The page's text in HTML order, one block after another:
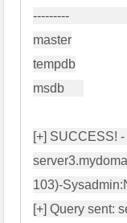
master
tempdb
msdb
[+] SUCCESS! -
103)-
[+] Query sent: